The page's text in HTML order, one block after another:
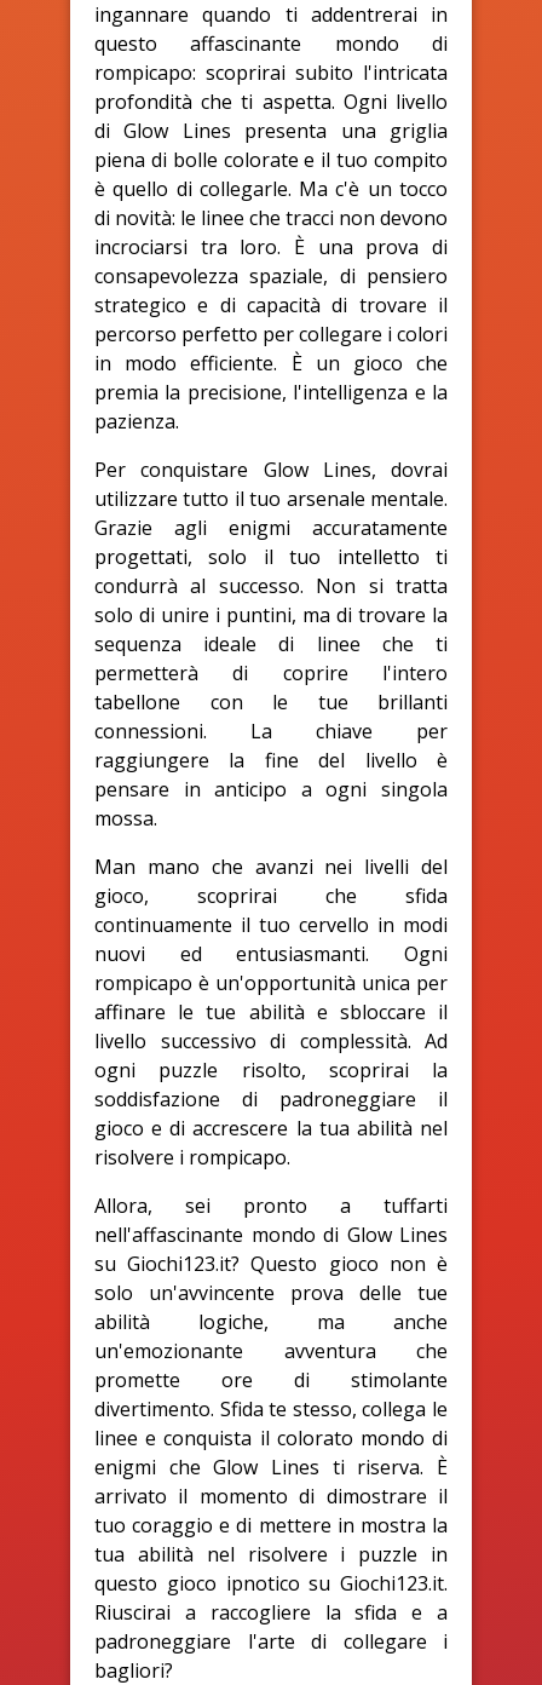
ingannare quando ti addentrerai in
questo affascinante mondo di
rompicapo: scoprirai subito l'intricata
profondità che ti aspetta. Ogni livello
di Glow Lines presenta una griglia
piena di bolle colorate e il tuo compito
è quello di collegarle. Ma c'è un tocco
di novità: le linee che tracci non devono
incrociarsi tra loro. È una prova di
consapevolezza spaziale, di pensiero
strategico e di capacità di trovare il
percorso perfetto per collegare i colori
in modo efficiente. È un gioco che
premia la precisione, l'intelligenza e la
pazienza.
Per conquistare Glow Lines, dovrai
utilizzare tutto il tuo arsenale mentale.
Grazie agli enigmi accuratamente
progettati, solo il tuo intelletto ti
condurrà al successo. Non si tratta
solo di unire i puntini, ma di trovare la
sequenza ideale di linee che ti
permetterà di coprire l'intero
tabellone con le tue brillanti
connessioni. La chiave per
raggiungere la fine del livello è
pensare in anticipo a ogni singola
mossa.
Man mano che avanzi nei livelli del
gioco, scoprirai che sfida
continuamente il tuo cervello in modi
nuovi ed entusiasmanti. Ogni
rompicapo è un'opportunità unica per
affinare le tue abilità e sbloccare il
livello successivo di complessità. Ad
ogni puzzle risolto, scoprirai la
soddisfazione di padroneggiare il
gioco e di accrescere la tua abilità nel
risolvere i rompicapo.
Allora, sei pronto a tuffarti
nell'affascinante mondo di Glow Lines
su Giochi123.it? Questo gioco non è
solo un'avvincente prova delle tue
abilità logiche, ma anche
un'emozionante avventura che
promette ore di stimolante
divertimento. Sfida te stesso, collega le
linee e conquista il colorato mondo di
enigmi che Glow Lines ti riserva. È
arrivato il momento di dimostrare il
tuo coraggio e di mettere in mostra la
tua abilità nel risolvere i puzzle in
questo gioco ipnotico su Giochi123.it.
Riuscirai a raccogliere la sfida e a
padroneggiare l'arte di collegare i
bagliori?